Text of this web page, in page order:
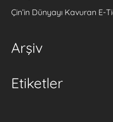
Çin’in Dünyayı Kavuran E-
Arşiv
Etiketler